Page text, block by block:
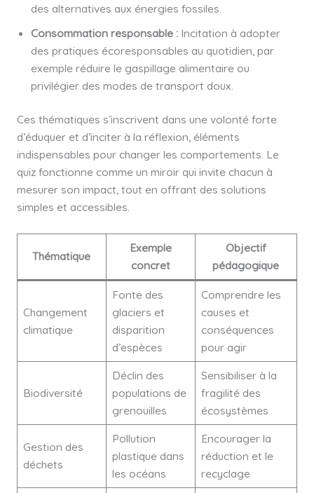
des alternatives aux énergies fossiles.
Consommation responsable :Incitation à adopter
des pratiques écoresponsables au quotidien, par
exemple réduire le gaspillage alimentaire ou
privilégier des modes de transport doux.
Ces thématiques s’inscrivent dans une volonté forte
d’éduquer et d’inciter à la réflexion, éléments
indispensables pour changer les comportements. Le
quiz fonctionne comme un miroir qui invite chacun à
mesurer son impact, tout en offrant des solutions
simples et accessibles.
Thématique
Exemple
concret
Objectif
pédagogique
Changement
climatique
Fonte des
glaciers et
disparition
d’espèces
Comprendre les
causes et
conséquences
pour agir
Biodiversité
Déclin des
populations de
grenouilles
Sensibiliser à la
fragilité des
écosystèmes
Gestion des
déchets
Pollution
plastique dans
les océans
Encourager la
réduction et le
recyclage